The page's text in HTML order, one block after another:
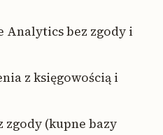
Analytics bez zgody i
z księgowością i
(kupne bazy